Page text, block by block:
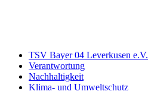
TSV Bayer 04 Leverkusen e.V.
Verantwortung
Nachhaltigkeit
Klima- und Umweltschutz